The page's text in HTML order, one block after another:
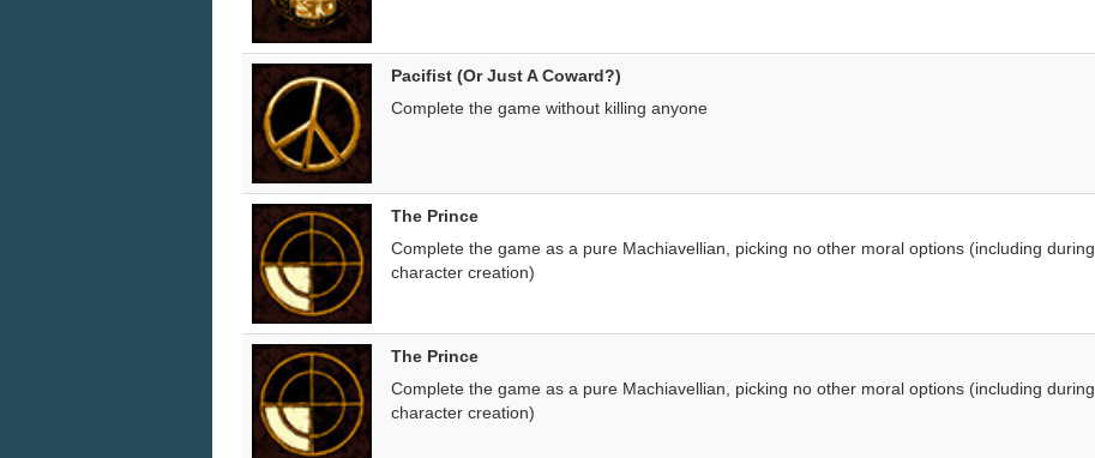
Pacifist (Or Just A Coward?)
Complete the game without killing anyone
The Prince
Complete the game as a pure Machiavellian, picking no other moral options (including during
character creation)
The Prince
Complete the game as a pure Machiavellian, picking no other moral options (including during
character creation)